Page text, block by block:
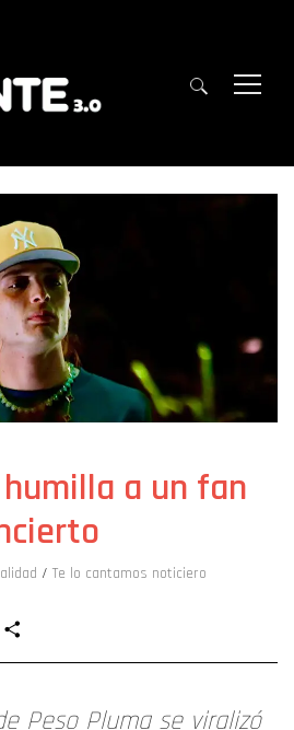
a un fan
/ Te lo cantamos noticiero
Email
Peso Pluma se viralizó